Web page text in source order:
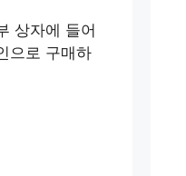
상자에 들어
으로 구매하